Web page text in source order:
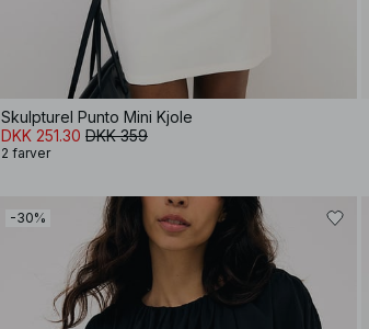
Skulpturel Punto Mini Kjole
DKK 251.30 DKK 359
2 farver
-30%